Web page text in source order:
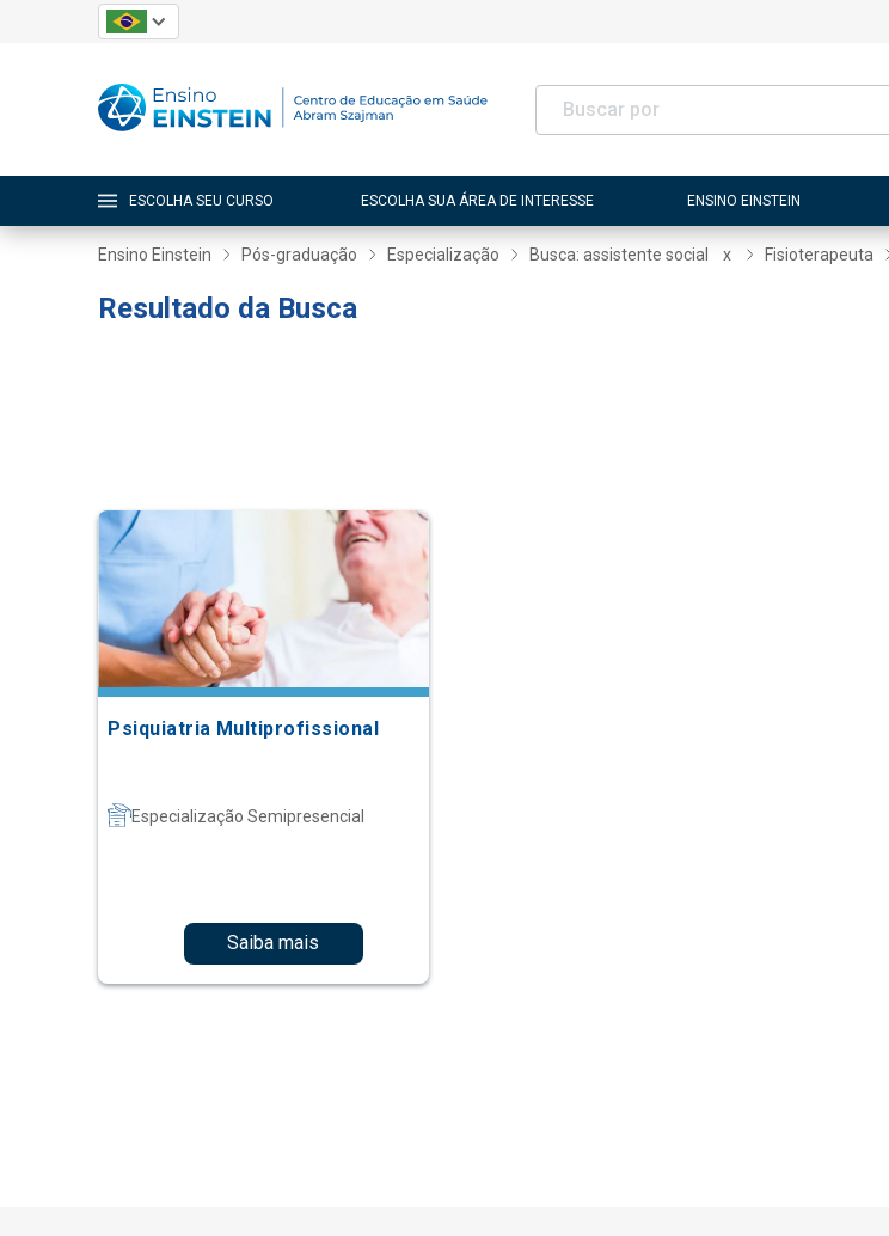
ESCOLHA SEU CURSO ESCOLHA SUA ÁREA DE INTERESSE ENSINO EINSTEIN
Ensino Einstein Pós-graduação Especialização Busca: assistente social x Fisioterapeuta
Resultado da Busca
Psiquiatria Multiprofissional
Especialização Semipresencial
Saiba mais